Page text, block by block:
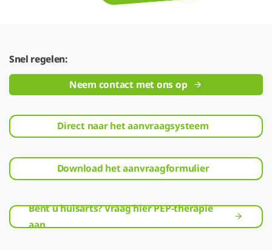
Snel regelen:
Neem contact met ons op
Direct naar het aanvraagsysteem
Download het aanvraagformulier
Bent u huisarts? Vraag hier PEP-therapie
aan